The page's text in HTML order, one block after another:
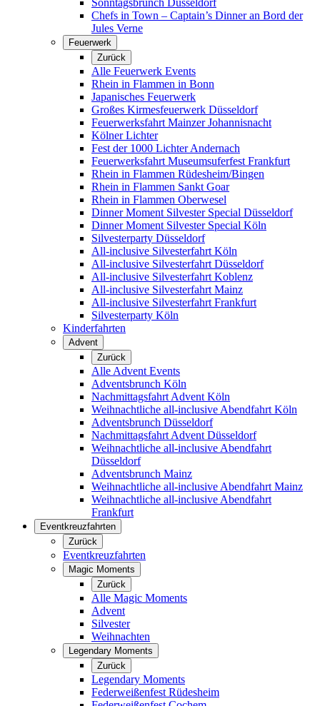
Sonntagsbrunch Düsseldorf
Chefs in Town – Captain’s Dinner an Bord der
Jules Verne
Feuerwerk
Zurück
Alle Feuerwerk Events
Rhein in Flammen in Bonn
Japanisches Feuerwerk
Großes Kirmesfeuerwerk Düsseldorf
Feuerwerksfahrt Mainzer Johannisnacht
Kölner Lichter
Fest der 1000 Lichter Andernach
Feuerwerksfahrt Museumsuferfest Frankfurt
Rhein in Flammen Rüdesheim/Bingen
Rhein in Flammen Sankt Goar
Rhein in Flammen Oberwesel
Dinner Moment Silvester Special Düsseldorf
Dinner Moment Silvester Special Köln
Silvesterparty Düsseldorf
All-inclusive Silvesterfahrt Köln
All-inclusive Silvesterfahrt Düsseldorf
All-inclusive Silvesterfahrt Koblenz
All-inclusive Silvesterfahrt Mainz
All-inclusive Silvesterfahrt Frankfurt
Silvesterparty Köln
Kinderfahrten
Advent
Zurück
Alle Advent Events
Adventsbrunch Köln
Nachmittagsfahrt Advent Köln
Weihnachtliche all-inclusive Abendfahrt Köln
Adventsbrunch Düsseldorf
Nachmittagsfahrt Advent Düsseldorf
Weihnachtliche all-inclusive Abendfahrt
Düsseldorf
Adventsbrunch Mainz
Weihnachtliche all-inclusive Abendfahrt Mainz
Weihnachtliche all-inclusive Abendfahrt
Frankfurt
Eventkreuzfahrten
Zurück
Eventkreuzfahrten
Magic Moments
Zurück
Alle Magic Moments
Advent
Silvester
Weihnachten
Legendary Moments
Zurück
Legendary Moments
Federweißenfest Rüdesheim